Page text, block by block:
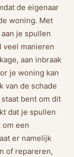
de eigenaar
woning. Met
je spullen
veel manieren
aan inbraak
je woning kan
van de schade
bent om dit
dat je spullen
een
er namelijk
of repareren,